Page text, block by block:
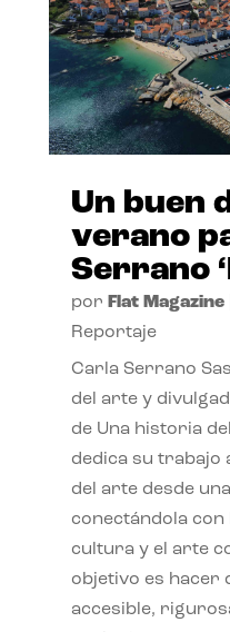
Un buen
verano
Serrano
por Flat Magazine|
Reportaje
Carla Serrano
del arte y
de Una historia
dedica su trabajo
del arte desde
conectándola
cultura y el arte
objetivo es hacer
accesible,